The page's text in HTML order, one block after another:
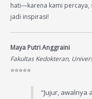
hati—karena kami percaya,
jadi inspirasi!
Maya Putri Anggraini
Fakultas Kedokteran,
⭐️⭐️⭐️⭐️⭐️
“Jujur, awalnya